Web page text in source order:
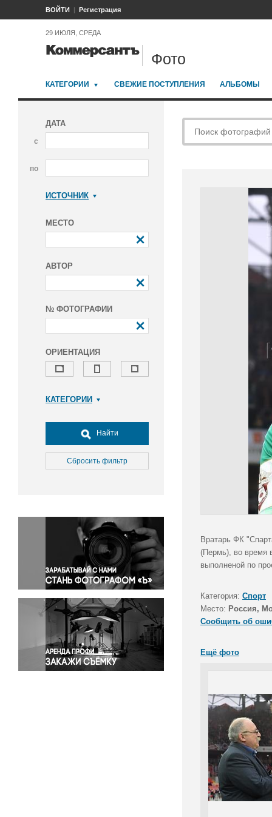
ВОЙТИ Регистрация
29 ИЮЛЯ, СРЕДА
Фото
КАТЕГОРИИ СВЕЖИЕ ПОСТУПЛЕНИЯ АЛЬБОМЫ
ДАТА
с
по
ИСТОЧНИК
МЕСТО
АВТОР
№ ФОТОГРАФИИ
ОРИЕНТАЦИЯ
КАТЕГОРИИ
Досуг, туризм и отдых
Культура
Медицина
Окружающая среда
Политика
Правосудие
Происшествия и конфликты
Религия
Светская жизнь
Спорт
Экология
Экономика и бизнес
Найти
Сбросить фильтр
Вратарь ФК
(Пермь), во время
выполненой по
Категория: Спорт
Место: Россия,
Сообщить об
Ещё фото